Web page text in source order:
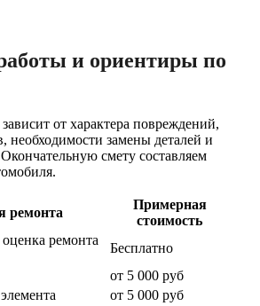
и ориентиры по
от характера повреждений,
необходимости замены деталей и
смету составляем
ремонта
Примерная
стоимость
ремонта
Бесплатно
от 5 000 руб
от 5 000 руб